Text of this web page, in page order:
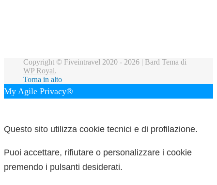
Copyright © Fiveintravel 2020 - 2026 | Bard Tema di
WP Royal.
Torna in alto
My Agile Privacy®
Questo sito utilizza cookie tecnici e di profilazione.
Puoi accettare, rifiutare o personalizzare i cookie
premendo i pulsanti desiderati.